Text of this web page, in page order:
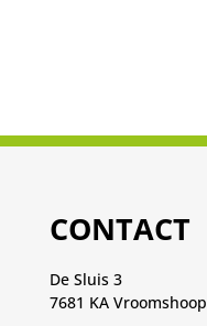
CONTACT
De Sluis 3
7681 KA Vroomshoop